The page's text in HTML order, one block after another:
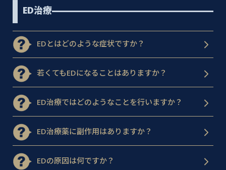
ED治療
EDとはどのような症状ですか？
若くてもEDになることはありますか？
ED治療ではどのようなことを行いますか？
ED治療薬に副作用はありますか？
EDの原因は何ですか？